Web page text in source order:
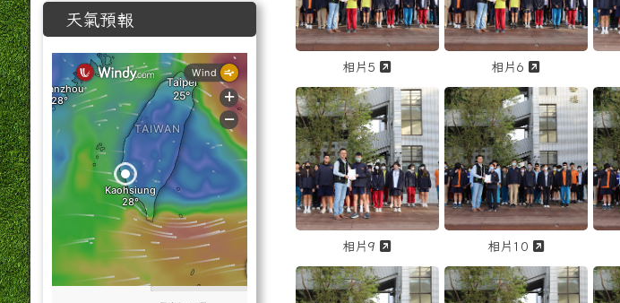
天氣預報
相片5 另開新視窗觀看「1141218 市長杯數學
相片6 另開新視窗
點擊放大觀看「1141218 市長杯數學競
相片9 另開新視窗觀看「1141218 市長杯數學
點擊放大觀看「
相片10 另開新視窗
點
點擊放大觀看「1141218 市長杯數學競
點擊放大觀看「 點